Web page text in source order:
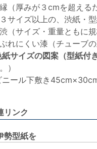
（厚みが３cmを超える
サイズ以上の、渋紙・
（サイズ・重量ともに
れにくい漆（チューブ
紙サイズの図案（型紙付
）
ール下敷き45cm×30cm
リンク
勢型紙を